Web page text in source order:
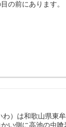
の前にあります。
）は和歌山県東牟
い側に高池の虫喰